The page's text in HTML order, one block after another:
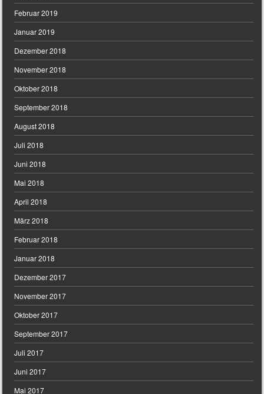
Februar 2019
Januar 2019
Dezember 2018
November 2018
Oktober 2018
September 2018
August 2018
Juli 2018
Juni 2018
Mai 2018
April 2018
März 2018
Februar 2018
Januar 2018
Dezember 2017
November 2017
Oktober 2017
September 2017
Juli 2017
Juni 2017
Mai 2017